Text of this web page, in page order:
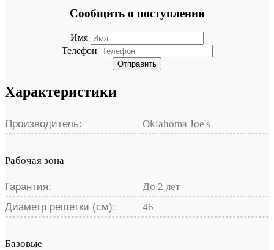
Сообщить о поступлении
Имя
Телефон
Отправить
Характеристики
Производитель: Oklahoma Joe's
Рабочая зона
Гарантия:
До 2 лет
Диаметр решетки (см):
46
Базовые